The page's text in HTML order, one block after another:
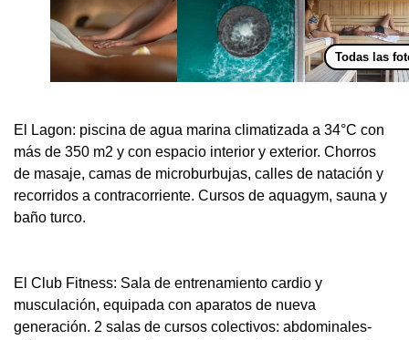
Todas las
El Lagon: piscina de agua marina climatizada a 34°C con
más de 350 m2 y con espacio interior y exterior. Chorros
de masaje, camas de microburbujas, calles de natación y
recorridos a contracorriente. Cursos de aquagym, sauna y
baño turco.
El Club Fitness: Sala de entrenamiento cardio y
musculación, equipada con aparatos de nueva
generación. 2 salas de cursos colectivos: abdominales-